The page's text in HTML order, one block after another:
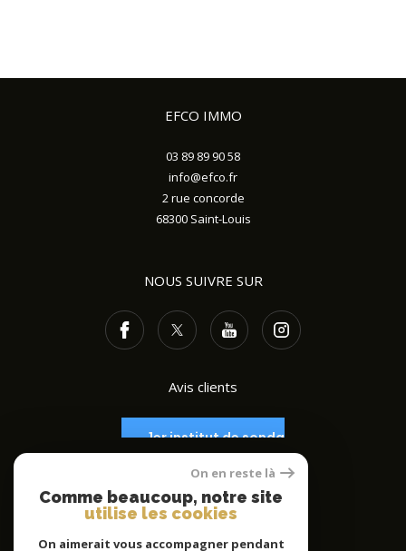
EFCO IMMO
03 89 89 90 58
info@efco.fr
2 rue concorde
68300
Saint-Louis
NOUS SUIVRE SUR
Avis clients
ADHÉRENTS
On en reste là
Comme beaucoup, notre site
utilise les cookies
On aimerait vous accompagner pendant